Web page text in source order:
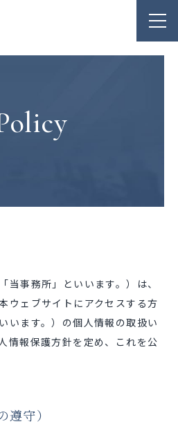
当事務所」といいます。）は、
ウェブサイトにアクセスする方
います。）の個人情報の取扱い
情報保護方針を定め、これを公
守）